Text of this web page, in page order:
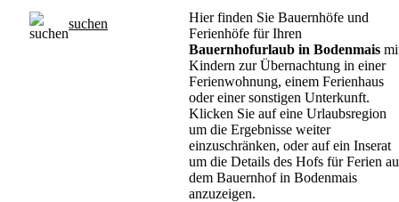
suchen
Hier finden Sie Bauernhöfe und
Ferienhöfe für Ihren
Bauernhofurlaub in Bodenmais
Kindern zur Übernachtung in einer
Ferienwohnung, einem Ferienhaus
oder einer sonstigen Unterkunft.
Klicken Sie auf eine Urlaubsregion
um die Ergebnisse weiter
einzuschränken, oder auf ein Inserat
um die Details des Hofs für Ferien
dem Bauernhof in Bodenmais
anzuzeigen.